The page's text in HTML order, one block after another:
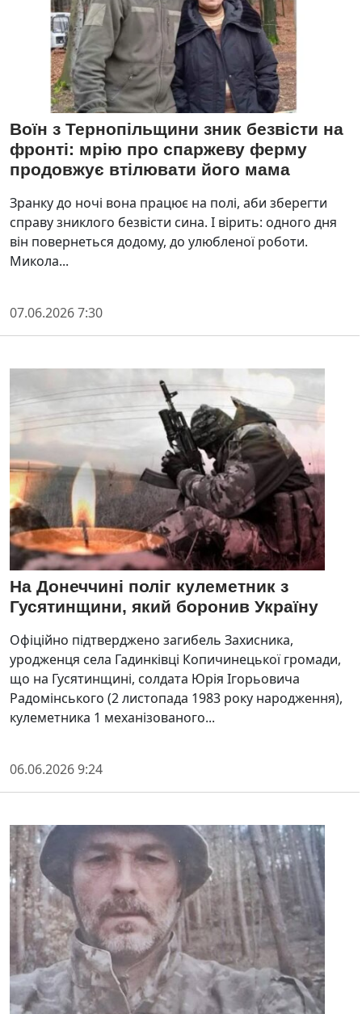
Воїн з Тернопільщини зник безвісти на
фронті: мрію про спаржеву ферму
продовжує втілювати його мама
Зранку до ночі вона працює на полі, аби зберегти
справу зниклого безвісти сина. І вірить: одного дня
він повернеться додому, до улюбленої роботи.
Микола...
07.06.2026 7:30
На Донеччині поліг кулеметник з
Гусятинщини, який боронив Україну
Офіційно підтверджено загибель Захисника,
уродженця села Гадинківці Копичинецької громади,
що на Гусятинщині, солдата Юрія Ігорьовича
Радомінського (2 листопада 1983 року народження),
кулеметника 1 механізованого...
06.06.2026 9:24